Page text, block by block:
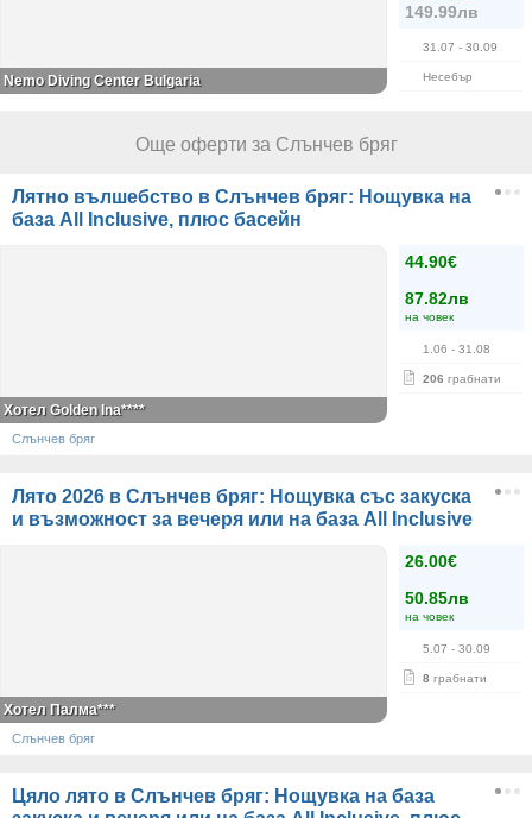
149.99лв
31.07 - 30.09
Несебър
Nemo Diving Center Bulgaria
Още оферти за Слънчев бряг
Лятно вълшебство в Слънчев бряг: Нощувка на
база All Inclusive, плюс басейн
44.90€
87.82лв
на човек
1.06 - 31.08
206 грабнати
Хотел Golden Ina****
Слънчев бряг
Лято 2026 в Слънчев бряг: Нощувка със закуска
и възможност за вечеря или на база All Inclusive
26.00€
50.85лв
на човек
5.07 - 30.09
8 грабнати
Хотел Палма***
Слънчев бряг
Цяло лято в Слънчев бряг: Нощувка на база